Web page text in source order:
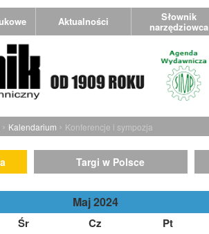
Aktualności Słownik
narzędziowca
› Kalendarium › Konferencje i sympozja
Targi w Polsce
Maj 2024
Śr Cz Pt